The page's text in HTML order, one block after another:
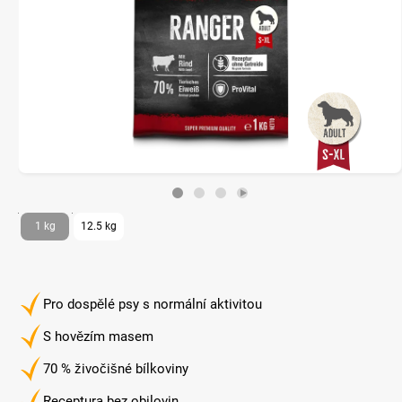
Pro dospělé psy s normální aktivitou
S hovězím masem
70 % živočišné bílkoviny
1 kg 12.5 kg